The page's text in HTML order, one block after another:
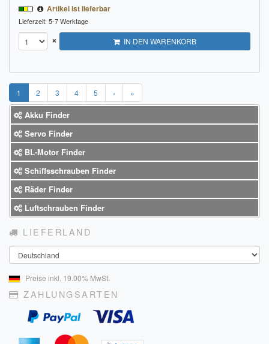
Artikel ist lieferbar
Lieferzeit: 5-7 Werktage
× IN DEN WARENKORB
1 2 3 4 5 › »
Akku Finder
Servo Finder
BL-Motor Finder
Schiffsschrauben Finder
Räder Finder
Luftschrauben Finder
LIEFERLAND
Land
Preise inkl. 19.00% MwSt.
ZAHLUNGSARTEN